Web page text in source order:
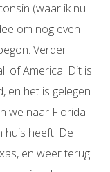
(waar ik nu
om nog even
Verder
of America. Dit is
en het is gelegen
we naar Florida
huis heeft. De
en weer terug